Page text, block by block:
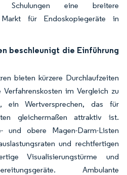
Schulungen eine breitere
für Endoskopiegeräte in
beschleunigt die Einführung
bieten kürzere Durchlaufzeiten
im Vergleich zu
ein Wertversprechen, das für
gleichermaßen attraktiv ist.
und obere Magen-Darm-Listen
und rechtfertigen
Visualisierungstürme und
Ambulante